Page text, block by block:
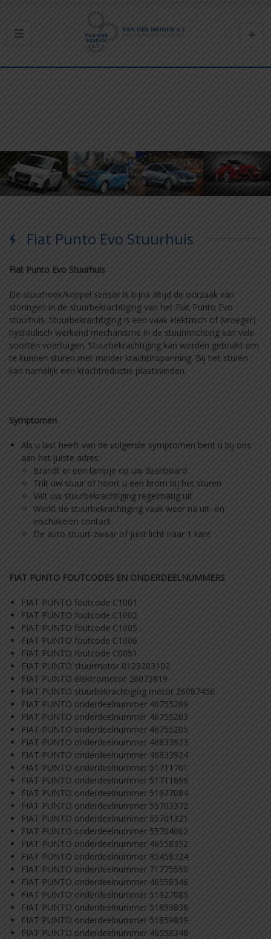
Fiat Punto Evo Stuurhuis
Fiat Punto Evo Stuurhuis
De stuurhoek/koppel sensor is bijna altijd de oorzaak van
storingen in de stuurbekrachtiging van het Fiat Punto Evo
stuurhuis. Stuurbekrachtiging is een vaak elektrisch of (vroeger)
hydraulisch werkend mechanisme in de stuurinrichting van vele
soorten voertuigen. Stuurbekrachtiging kan worden gebruikt om
te kunnen sturen met minder krachtinspanning. Bij het sturen
kan namelijk een krachtreductie plaatsvinden.
Symptomen
Als u last heeft van de volgende symptomen bent u bij ons
aan het juiste adres:
Brandt er een lampje op uw dashboard
Trilt uw stuur of hoort u een brom bij het sturen
Valt uw stuurbekrachtiging regelmatig uit
Werkt de stuurbekrachtiging vaak weer na uit- en
inschakelen contact
De auto stuurt zwaar of juist licht naar 1 kant
FIAT PUNTO FOUTCODES EN ONDERDEELNUMMERS
FIAT PUNTO foutcode C1001
FIAT PUNTO foutcode C1002
FIAT PUNTO foutcode C1005
FIAT PUNTO foutcode C1006
FIAT PUNTO foutcode C0051
FIAT PUNTO stuurmotor 0123203102
FIAT PUNTO elektromotor 26073819
FIAT PUNTO stuurbekrachtiging motor 26087456
FIAT PUNTO onderdeelnummer 46755209
FIAT PUNTO onderdeelnummer 46755203
FIAT PUNTO onderdeelnummer 46755205
FIAT PUNTO onderdeelnummer 46833923
FIAT PUNTO onderdeelnummer 46833924
FIAT PUNTO onderdeelnummer 51711701
FIAT PUNTO onderdeelnummer 51711699
FIAT PUNTO onderdeelnummer 51927084
FIAT PUNTO onderdeelnummer 55703372
FIAT PUNTO onderdeelnummer 55701321
FIAT PUNTO onderdeelnummer 55704062
FIAT PUNTO onderdeelnummer 46558352
FIAT PUNTO onderdeelnummer 95458724
FIAT PUNTO onderdeelnummer 71775550
FIAT PUNTO onderdeelnummer 46558346
FIAT PUNTO onderdeelnummer 51927085
FIAT PUNTO onderdeelnummer 51859838
FIAT PUNTO onderdeelnummer 51859839
FIAT PUNTO onderdeelnummer 46558348